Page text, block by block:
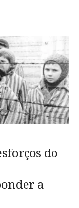
do
a